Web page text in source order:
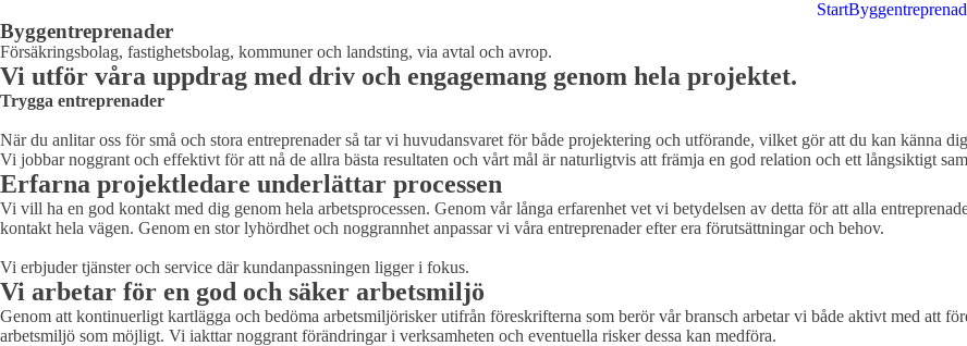
Start
Byggentreprenader
Försäkringsbolag, fastighetsbolag, kommuner och landsting, via avtal och avrop.
Vi utför våra uppdrag med driv och engagemang genom hela projektet.
Trygga entreprenader
När du anlitar oss för små och stora entreprenader så tar vi huvudansvaret för både projektering och utförande, vilket gör att du kan känna
Vi jobbar noggrant och effektivt för att nå de allra bästa resultaten och vårt mål är naturligtvis att främja en god relation och ett långsiktigt
Erfarna projektledare underlättar processen
Vi vill ha en god kontakt med dig genom hela arbetsprocessen. Genom vår långa erfarenhet vet vi betydelsen av detta för att alla
kontakt hela vägen. Genom en stor lyhördhet och noggrannhet anpassar vi våra entreprenader efter era förutsättningar och behov.
Vi erbjuder tjänster och service där kundanpassningen ligger i fokus.
Vi arbetar för en god och säker arbetsmiljö
Genom att kontinuerligt kartlägga och bedöma arbetsmiljörisker utifrån föreskrifterna som berör vår bransch arbetar vi både aktivt med att
arbetsmiljö som möjligt. Vi iakttar noggrant förändringar i verksamheten och eventuella risker dessa kan medföra.